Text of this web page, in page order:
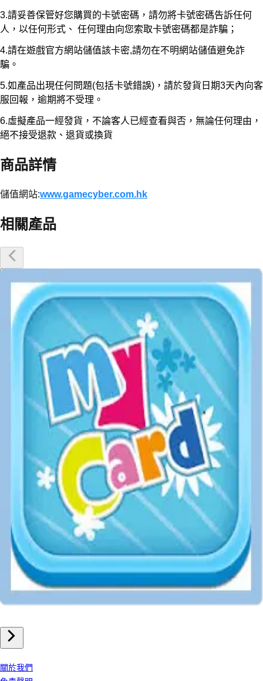
3.請妥善保管好您購買的卡號密碼，請勿將卡號密碼告訴任何
人，以任何形式、 任何理由向您索取卡號密碼都是詐騙；
4.請在遊戲官方網站儲值該卡密,請勿在不明網站儲值避免詐
騙。
5.如產品出現任何問題(包括卡號錯誤)，請於發貨日期3天內向客
服回報，逾期將不受理。
6.虛擬產品一經發貨，不論客人已經查看與否，無論任何理由，
絕不接受退款、退貨或換貨
商品詳情
儲值網站:www.gamecyber.com.hk
相關產品
港台遊戲點卡
MyCard(港台)
關於我們